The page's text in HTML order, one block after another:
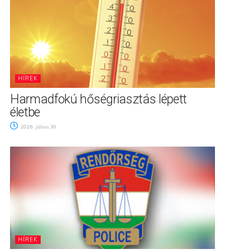
HÍREK
Harmadfokú hőségriasztás lépett
életbe
2026. július 30.
HÍREK